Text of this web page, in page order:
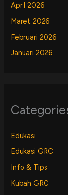
April 2026
Maret 2026
Februari 2026
Januari 2026
Edukasi
Edukasi GRC
Info & Tips
Kubah GRC